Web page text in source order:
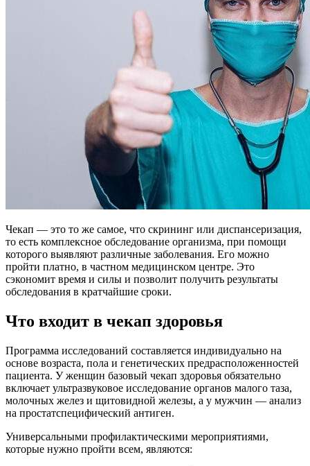
Чекап — это то же самое, что скрининг или диспансеризация,
то есть комплексное обследование организма, при помощи
которого выявляют различные заболевания. Его можно
пройти платно, в частном медицинском центре. Это
сэкономит время и силы и позволит получить результаты
обследования в кратчайшие сроки.
Что входит в чекап здоровья
Программа исследований составляется индивидуально на
основе возраста, пола и генетических предрасположенностей
пациента. У женщин базовый чекап здоровья обязательно
включает ультразвуковое исследование органов малого таза,
молочных желез и щитовидной железы, а у мужчин — анализ
на простатспецифический антиген.
Универсальными профилактическими мероприятиями,
которые нужно пройти всем, являются: